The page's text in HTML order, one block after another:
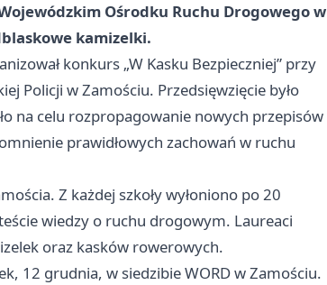
Ośrodku Ruchu Drogowego w
kamizelki.
konkurs „W Kasku Bezpieczniej” przy
Policji w Zamościu. Przedsięwzięcie było
na celu rozpropagowanie nowych przepisów
prawidłowych zachowań w ruchu
Z każdej szkoły wyłoniono po 20
wiedzy o ruchu drogowym. Laureaci
oraz kasków rowerowych.
12 grudnia, w siedzibie WORD w Zamościu.